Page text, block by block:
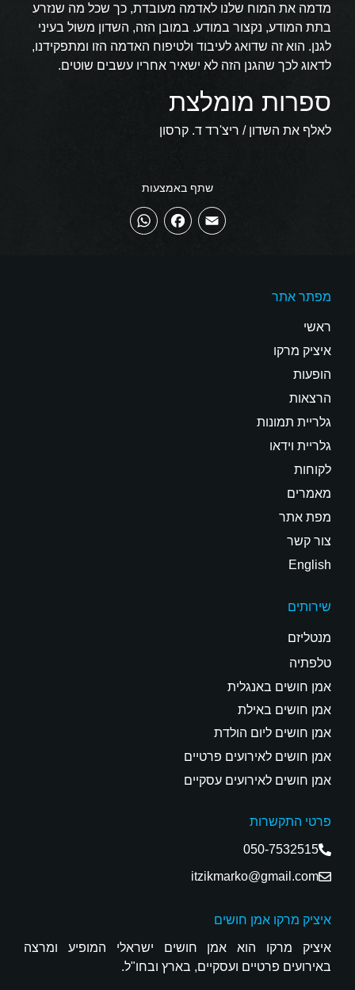
מדמה את המוח שלנו לאדמה מעובדת, כך שכל מה שנזרע
בתת המודע, נקצור במודע. במובן הזה, השדון משול בעיני
לגנן. הוא זה שדואג לעיבוד ולטיפוח האדמה הזו ומתפקידנו,
לדאוג לכך שהגנן הזה לא ישאיר אחריו עשבים שוטים.
ספרות מומלצת
לאלף את השדון / ריצ'רד ד. קרסון
שתף באמצעות
Email
Facebook
מפתר אתר
ראשי
איציק מרקו
הופעות
הרצאות
גלריית תמונות
גלריית וידאו
לקוחות
מאמרים
מפת אתר
צור קשר
English
שירותים
מנטליזם
טלפתיה
אמן חושים באנגלית
אמן חושים באילת
אמן חושים ליום הולדת
אמן חושים לאירועים פרטיים
אמן חושים לאירועים עסקיים
פרטי התקשרות
050-7532515
itzikmarko@gmail.com
איציק מרקו אמן חושים
איציק מרקו הוא אמן חושים ישראלי המופיע ומרצה
באירועים פרטיים ועסקיים, בארץ ובחו"ל.